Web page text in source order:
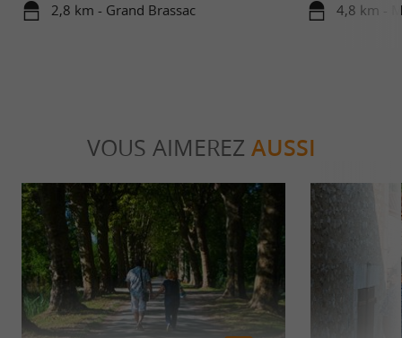
2,8 km - Grand Brassac 4,8 km -
VOUS AIMEREZ AUSSI